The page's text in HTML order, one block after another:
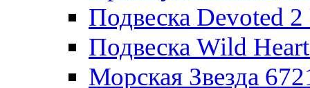
Подвеска Devoted
Подвеска Wild
Морская Звезда